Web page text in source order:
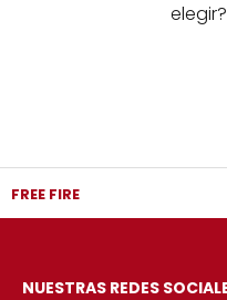
elegir?
FREE FIRE
NUESTRAS REDES